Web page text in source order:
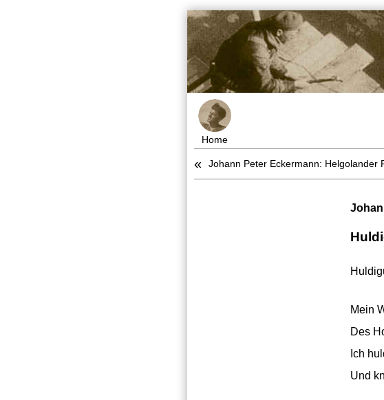
Home
« Johann Peter Eckermann: Helgolander
Mein
Des
Ich
Und